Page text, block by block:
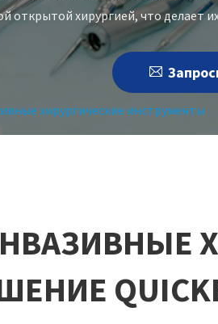
открытой хирургией, что делает

хирургические инструменты